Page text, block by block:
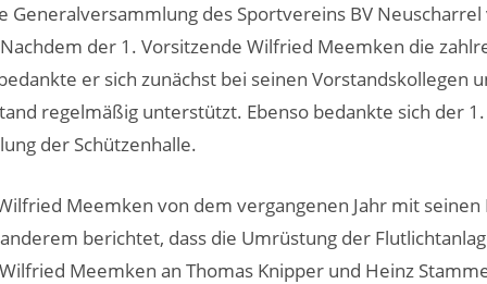
Generalversammlung des Sportvereins BV
der 1. Vorsitzende Wilfried Meemken die
er sich zunächst bei seinen Vorstandskollegen
regelmäßig unterstützt. Ebenso bedankte sich der
der Schützenhalle.
Meemken von dem vergangenen Jahr mit
berichtet, dass die Umrüstung der
Meemken an Thomas Knipper und Heinz